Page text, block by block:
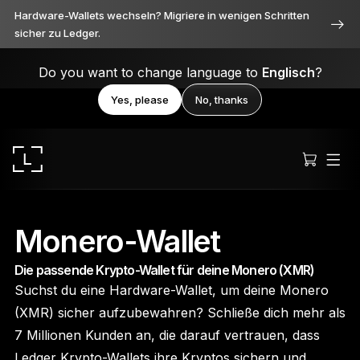
Hardware-Wallets wechseln? Migriere in wenigen Schritten
sicher zu Ledger.
Do you want to change language to Englisch?
Yes, please No, thanks
Ledger Stax
Durchweg erstklassig
Monero-Wallet
Die passende Krypto-Wallet für deine Monero (XMR)
Suchst du eine Hardware-Wallet, um deine Monero
(XMR) sicher aufzubewahren? Schließe dich mehr als
7 Millionen Kunden an, die darauf vertrauen, dass